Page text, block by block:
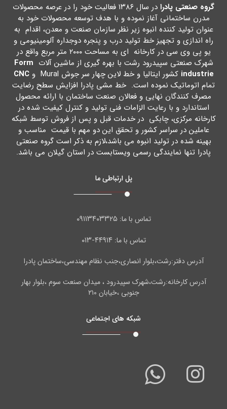
گروه صنعتی پادرا
در سال ۱۳۸۶ فعالیت خود را در عرصه محصولات
مدرن ساختمانی آغاز نموده و با هدف توسعه محصولات خود به
عنوان تولید کننده انبوه زیر نظر سازمان صنعت و معدن، اقدام به
راه اندازي و تجهیز خط تولید درب و پنجره دوجداره آلومینیومی و
یو پی وي سی در کارخانه اي به مساحت ۲۰۰۰ متر مربع واقع در
شهرك صنعتی سپیدرود رشت با بهره گیري از ماشین آلات Form
industrie کشور ایتالیا و خط لاین چهار سر جوش Mural و
CNC
تمام اتوماتیک نموده است. خط مشی پادرا افزایش سطح رضایت
مصرف کنندگان نهایی و فعالان صنعت ساختمان با ارائه محصول
استاندارد و با رعایت الزامات فنی تولید و کنترل کیفیت شده در
کارخانه مرکزي، چابکی در خدمات قبل و پس از فروش توسط شبکه
عاملین در سراسر کشور و تحقق این دو مهم با قیمت مناسب و
بهینه شده در تولید انبوه می باشد،لازم به ذکر است گروه صنعتی
پادرا تنها نمایندگی رسمی ویستابست در استان گیلان می باشد.
پل ارتباطی ما
تماس با ما:۰۹۱۱۳۴۰۳۳۲۵
تماس با ما: ۴۴۹۱۴-۰۱۳
آدرس دفتر:رشت،بلوار انصاری،جنب نظام مهندسی،ساختمان پادرا
آدرس کارخانه:رشت،شهرک سپیدرود ، میدان صنعت سوم ،بلوار بهار
جنوبی ،خیابان ۲۱۰
شبکه های اجتماعی